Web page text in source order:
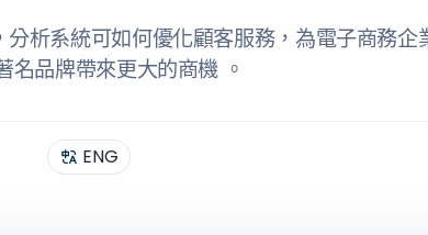
分析系統可如何優化顧客服務，為電子商務企
名品牌帶來更大的商機 。
ENG